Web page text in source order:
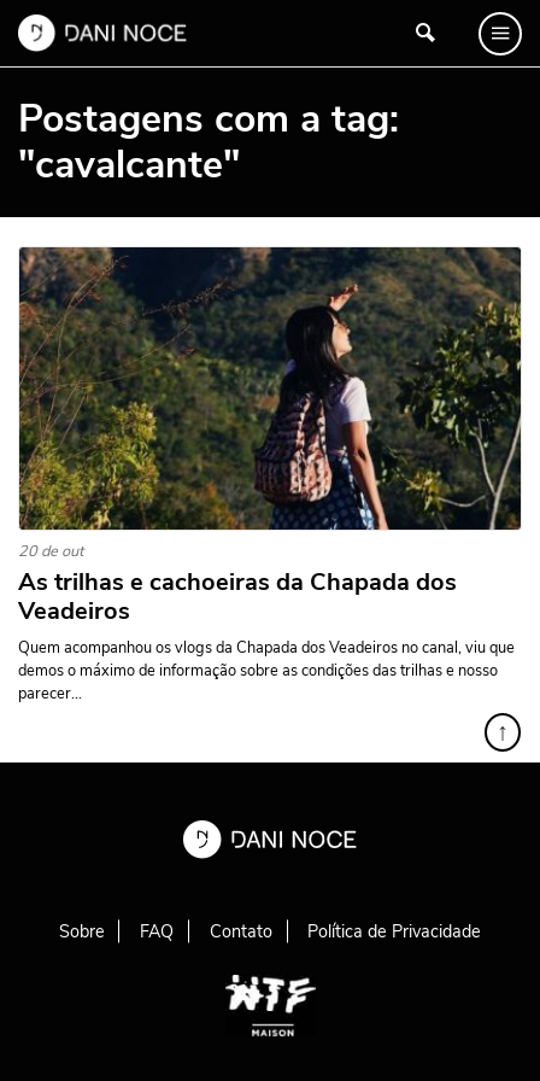
Postagens com a tag:
"cavalcante"
20 de out
As trilhas e cachoeiras da Chapada dos
Veadeiros
Quem acompanhou os vlogs da Chapada dos Veadeiros no canal, viu que
demos o máximo de informação sobre as condições das trilhas e nosso
parecer...
↑
Sobre FAQ Contato Política de Privacidade